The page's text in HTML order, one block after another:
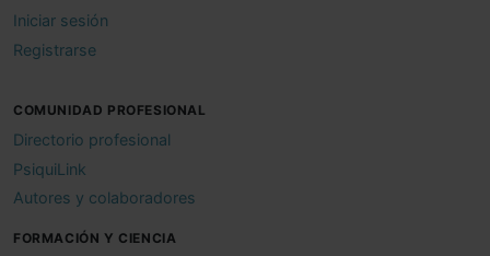
Iniciar sesión
Registrarse
COMUNIDAD PROFESIONAL
Directorio profesional
PsiquiLink
Autores y colaboradores
FORMACIÓN Y CIENCIA